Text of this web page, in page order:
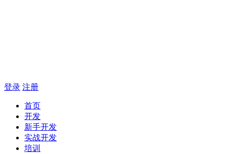
登录 注册
首页
开发
新手开发
实战开发
培训